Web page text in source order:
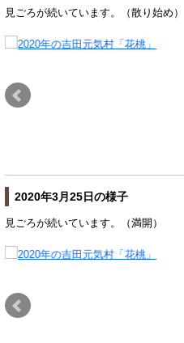
見ごろが続いています。（散り始め）
2020年3月25日の様子
見ごろが続いています。（満開）